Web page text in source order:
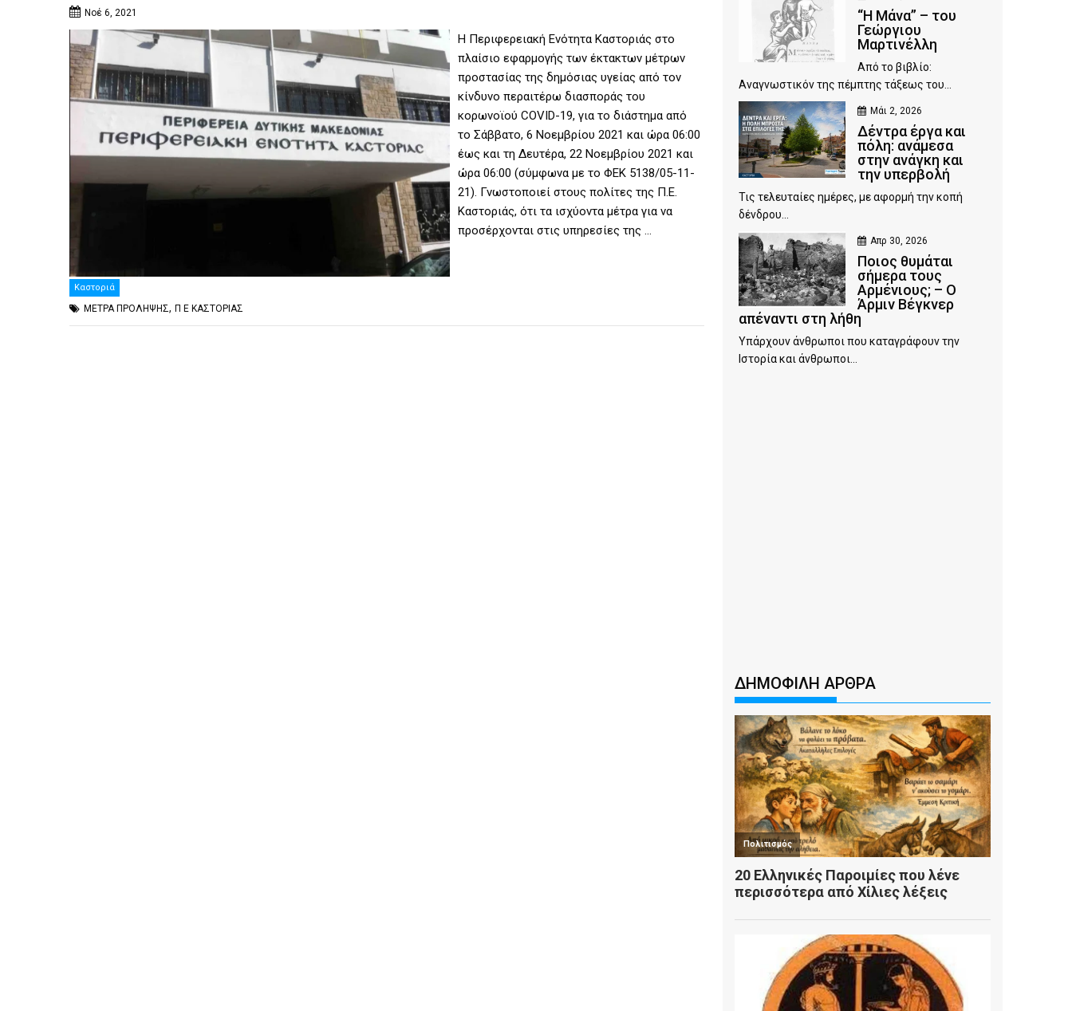
Νοέ 6, 2021
Η Περιφερειακή Ενότητα Καστοριάς στο
πλαίσιο εφαρμογής των έκτακτων μέτρων
προστασίας της δημόσιας υγείας από τον
κίνδυνο περαιτέρω διασποράς του
κορωνοϊού COVID-19, για το διάστημα από
το Σάββατο, 6 Νοεμβρίου 2021 και ώρα 06:00
έως και τη Δευτέρα, 22 Νοεμβρίου 2021 και
ώρα 06:00 (σύμφωνα με το ΦΕΚ 5138/05-11-
21). Γνωστοποιεί στους πολίτες της Π.Ε.
Καστοριάς, ότι τα ισχύοντα μέτρα για να
προσέρχονται στις υπηρεσίες της …
Καστοριά
ΜΕΤΡΑ ΠΡΟΛΗΨΗΣ, Π Ε ΚΑΣΤΟΡΙΑΣ
“Η Μάνα” – του
Γεώργιου
Μαρτινέλλη
Από το βιβλίο:
Αναγνωστικόν της πέμπτης τάξεως του...
Μάι 2, 2026
Δέντρα έργα και
πόλη: ανάμεσα
στην ανάγκη και
την υπερβολή
Τις τελευταίες ημέρες, με αφορμή την κοπή
δένδρου...
Απρ 30, 2026
Ποιος θυμάται
σήμερα τους
Αρμένιους; – Ο
Άρμιν Βέγκνερ
απέναντι στη λήθη
Υπάρχουν άνθρωποι που καταγράφουν την
Ιστορία και άνθρωποι...
ΔΗΜΟΦΙΛΗ ΑΡΘΡΑ